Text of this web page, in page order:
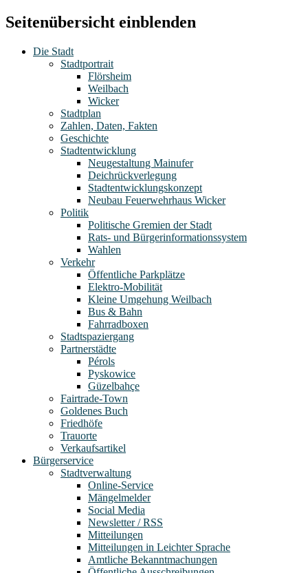
Seitenübersicht einblenden
Die Stadt
Stadtportrait
Flörsheim
Weilbach
Wicker
Stadtplan
Zahlen, Daten, Fakten
Geschichte
Stadtentwicklung
Neugestaltung Mainufer
Deichrückverlegung
Stadtentwicklungskonzept
Neubau Feuerwehrhaus Wicker
Politik
Politische Gremien der Stadt
Rats- und Bürgerinformationssystem
Wahlen
Verkehr
Öffentliche Parkplätze
Elektro-Mobilität
Kleine Umgehung Weilbach
Bus & Bahn
Fahrradboxen
Stadtspaziergang
Partnerstädte
Pérols
Pyskowice
Güzelbahçe
Fairtrade-Town
Goldenes Buch
Friedhöfe
Trauorte
Verkaufsartikel
Bürgerservice
Stadtverwaltung
Online-Service
Mängelmelder
Social Media
Newsletter / RSS
Mitteilungen
Mitteilungen in Leichter Sprache
Amtliche Bekanntmachungen